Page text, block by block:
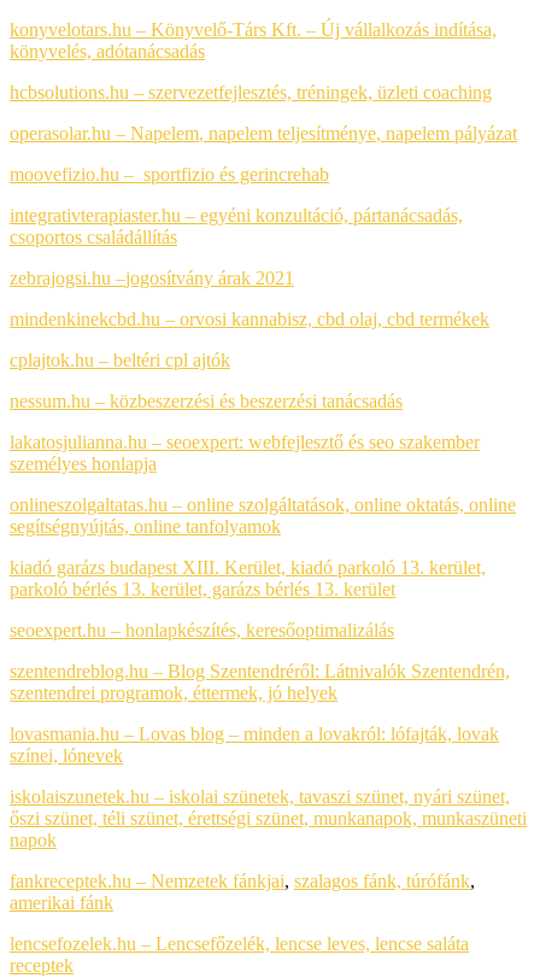
konyvelotars.hu – Könyvelő-Társ Kft. – Új vállalkozás indítása,
könyvelés, adótanácsadás
hcbsolutions.hu – szervezetfejlesztés, tréningek, üzleti coaching
operasolar.hu – Napelem, napelem teljesítménye, napelem pályázat
moovefizio.hu – sportfizio és gerincrehab
integrativterapiaster.hu – egyéni konzultáció, pártanácsadás,
csoportos családállítás
zebrajogsi.hu –jogosítvány árak 2021
mindenkinekcbd.hu – orvosi kannabisz, cbd olaj, cbd termékek
cplajtok.hu – beltéri cpl ajtók
nessum.hu – közbeszerzési és beszerzési tanácsadás
lakatosjulianna.hu – seoexpert: webfejlesztő és seo szakember
személyes honlapja
onlineszolgaltatas.hu – online szolgáltatások, online oktatás, online
segítségnyújtás, online tanfolyamok
kiadó garázs budapest XIII. Kerület, kiadó parkoló 13. kerület,
parkoló bérlés 13. kerület, garázs bérlés 13. kerület
seoexpert.hu – honlapkészítés, keresőoptimalizálás
szentendreblog.hu – Blog Szentendréről: Látnivalók Szentendrén,
szentendrei programok, éttermek, jó helyek
lovasmania.hu – Lovas blog – minden a lovakról: lófajták, lovak
színei, lónevek
iskolaiszunetek.hu – iskolai szünetek, tavaszi szünet, nyári szünet,
őszi szünet, téli szünet, érettségi szünet, munkanapok, munkaszüneti
napok
fankreceptek.hu – Nemzetek fánkjai, szalagos fánk, túrófánk,
amerikai fánk
lencsefozelek.hu – Lencsefőzelék, lencse leves, lencse saláta
receptek